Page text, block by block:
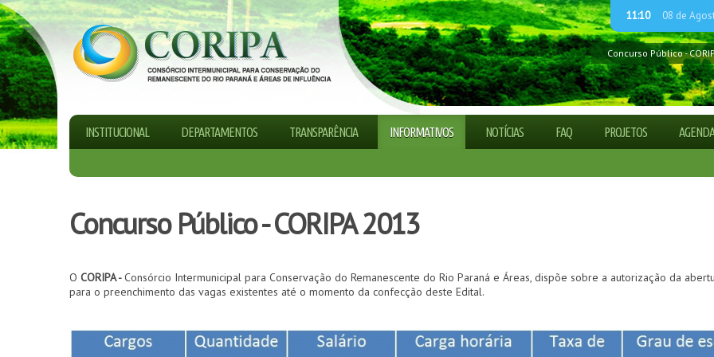
11:10 08 de
Concurso Público -
Guia explica Código
Processo Seletivo
ADETUR CAMINHO DAS
Processo Seletivo
Processo Seletivo
INSTITUCIONAL DEPARTAMENTOS TRANSPARÊNCIA INFORMATIVOS NOTÍCIAS FAQ PROJETOS AGENDA
Concurso Público - CORIPA 2013
O CORIPA -Consórcio Intermunicipal para Conservação do Remanescente do Rio Paraná e Áreas, dispõe sobre a autorização da
para o preenchimento das vagas existentes até o momento da confecção deste Edital.